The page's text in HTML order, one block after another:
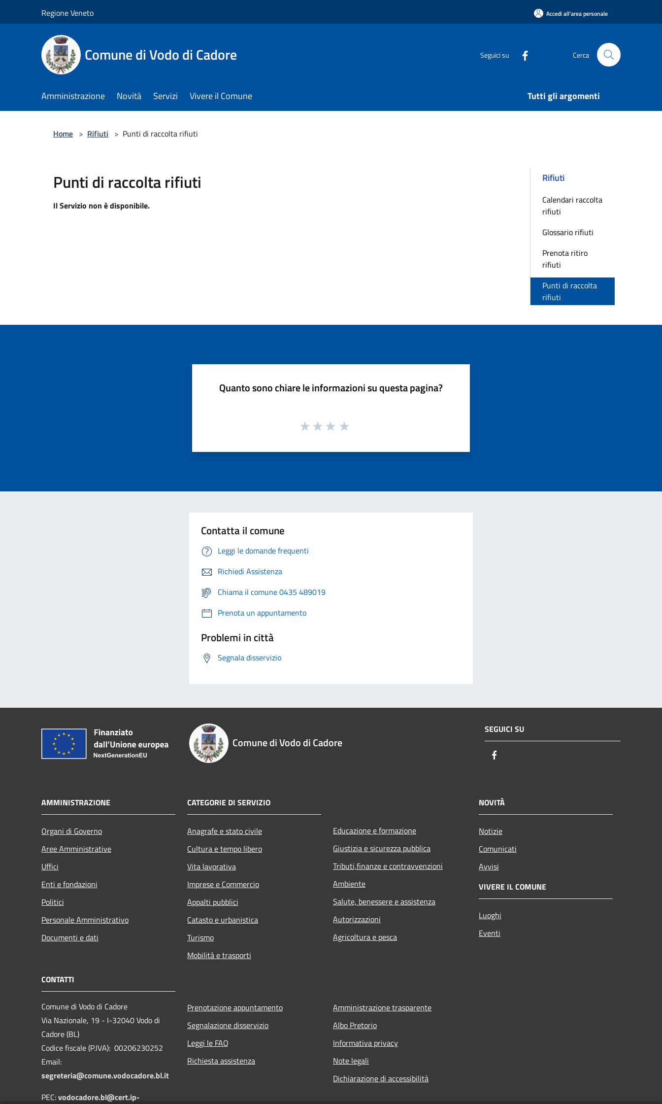
Regione Veneto Accedi all'area personale
Comune di Vodo di Cadore Seguici su Cerca
Amministrazione Novità Servizi Vivere il Comune Tutti gli argomenti
Home > Rifiuti > Punti di raccolta rifiuti
Punti di raccolta rifiuti
Il Servizio non è disponibile.
Rifiuti
Calendari raccolta
rifiuti
Glossario rifiuti
Prenota ritiro
rifiuti
Punti di raccolta
rifiuti
Quanto sono chiare le informazioni su questa pagina?
Contatta il comune
Leggi le domande frequenti
Richiedi Assistenza
Chiama il comune 0435 489019
Prenota un appuntamento
Problemi in città
Segnala disservizio
Comune di Vodo di Cadore
SEGUICI SU
AMMINISTRAZIONE
Organi di Governo
Aree Amministrative
Uffici
Enti e fondazioni
Politici
Personale Amministrativo
Documenti e dati
CATEGORIE DI SERVIZIO
Anagrafe e stato civile
Cultura e tempo libero
Vita lavorativa
Imprese e Commercio
Appalti pubblici
Catasto e urbanistica
Turismo
Mobilità e trasporti
Educazione e formazione
Giustizia e sicurezza pubblica
Tributi,finanze e contravvenzioni
Ambiente
Salute, benessere e assistenza
Autorizzazioni
Agricoltura e pesca
NOVITÀ
Notizie
Comunicati
Avvisi
VIVERE IL COMUNE
Luoghi
Eventi
CONTATTI
Comune di Vodo di Cadore
Via Nazionale, 19 - I-32040 Vodo di
Cadore (BL)
Codice fiscale (P.IVA): 00206230252
Email:
segreteria@comune.vodocadore.bl.it
PEC:vodocadore.bl@cert.ip-
Prenotazione appuntamento
Segnalazione disservizio
Leggi le FAQ
Richiesta assistenza
Amministrazione trasparente
Albo Pretorio
Informativa privacy
Note legali
Dichiarazione di accessibilità